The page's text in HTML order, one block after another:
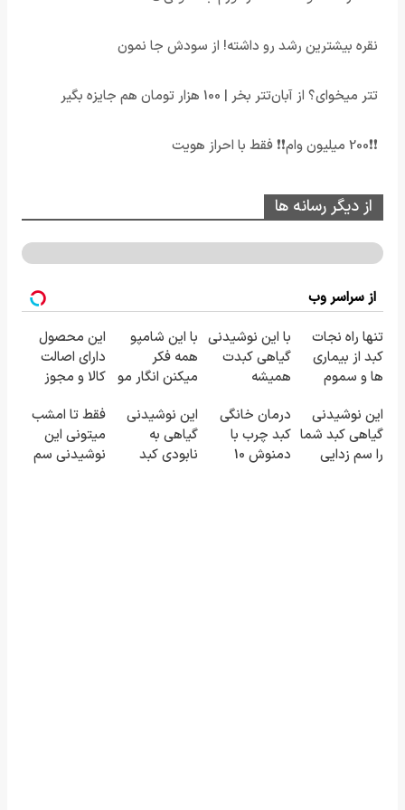
نقره بیشترین رشد رو داشته! از سودش جا نمون
تتر میخوای؟ از آبان‌تتر بخر | 100 هزار تومان هم جایزه بگیر
❗❗200 میلیون وام❗❗ فقط با احراز هویت
از دیگر رسانه ها
از سراسر وب
تنها راه نجات
کبد از بیماری
ها و سموم
با این نوشیدنی
گیاهی کبدت
همیشه
با این شامپو
همه فکر
میکنن انگار مو
این محصول
دارای اصالت
کالا و مجوز
است(55%تخفیف)
این نوشیدنی
گیاهی کبد شما
را سم زدایی
درمان خانگی
کبد چرب با
دمنوش 10
این نوشیدنی
گیاهی به
نابودی کبد
فقط تا امشب
میتونی این
نوشیدنی سم